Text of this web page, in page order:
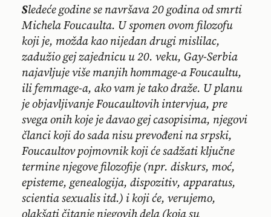
Sledeće godine se navršava 20 godina od smrti
Michela Foucaulta. U spomen ovom filozofu
koji je, možda kao nijedan drugi mislilac,
zadužio gej zajednicu u 20. veku, Gay-Serbia
najavljuje više manjih hommage-a Foucaultu,
ili femmage-a, ako vam je tako draže. U planu
je objavljivanje Foucaultovih intervjua, pre
svega onih koje je davao gej casopisima, njegovi
članci koji do sada nisu prevođeni na srpski,
Foucaultov pojmovnik koji će sadžati ključne
termine njegove filozofije (npr. diskurs, moć,
episteme, genealogija, dispozitiv, apparatus,
scientia sexualis itd.) i koji će, verujemo,
olakšati čitanje njegovih dela (koja su